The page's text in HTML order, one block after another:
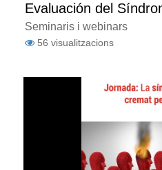
Evaluación del
por el Trabajo"
Seminaris i webinars
56 visualitzacions